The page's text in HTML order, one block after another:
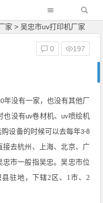
家 > 吴忠市uv打印机厂家
0 197
年没有一家，也没有其他厂
也没有uv卷材机、uv喷绘机
设备的时候可以去每年3-8
去杭州、上海、北京、广
市一般指吴忠。吴忠市位
驻地，下辖2区、1市、2